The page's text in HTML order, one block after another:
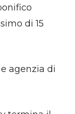
di 15
agenzia di